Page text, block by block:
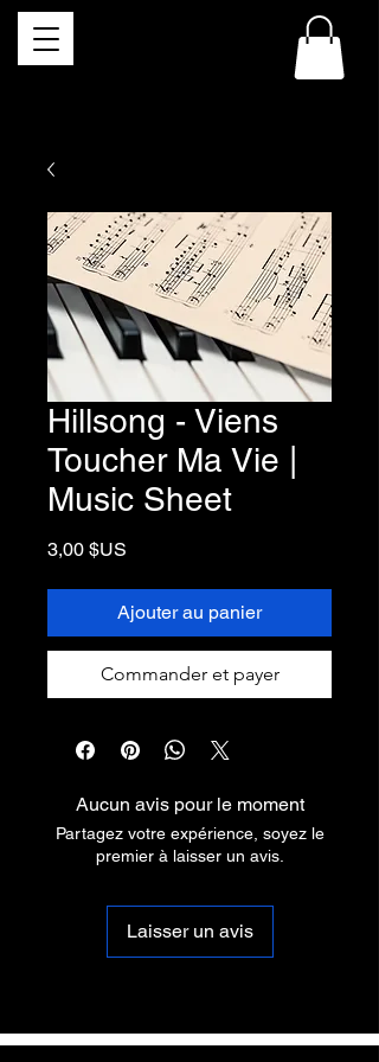
Hillsong - Viens
Toucher Ma Vie |
Music Sheet
3,00 $US
Ajouter au panier
Commander et payer
Aucun avis pour le moment
Partagez votre expérience, soyez le
premier à laisser un avis.
Laisser un avis